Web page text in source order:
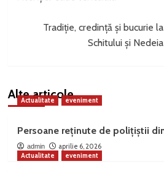
Tradiție, credință și bucurie
Schitului și
Alte articole
Actualitate eveniment
Persoane reținute de polițiștii
admin
aprilie 6, 2026
Actualitate
eveniment